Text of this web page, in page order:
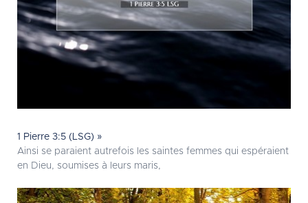
1 Pierre 3:5 (LSG) »
Ainsi se paraient autrefois les saintes femmes qui espéraient
en Dieu, soumises à leurs maris,